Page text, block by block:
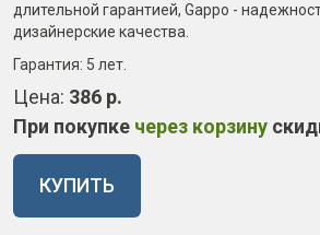
длительной гарантией, Gappo -
дизайнерские качества.
Гарантия: 5 лет
Цена: 386 р.
При покупке через корзину
КУПИТЬ